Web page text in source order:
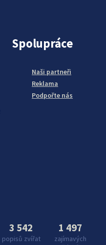
Spolupráce
Naši partneři
Reklama
Podpořte nás
3 542
popisů zvířat
1 497
zajímavých